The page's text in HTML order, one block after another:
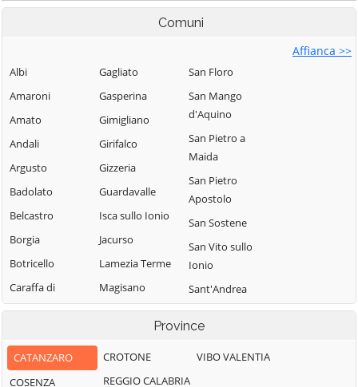
Comuni
Affianca >>
Albi
Amaroni
Amato
Andali
Argusto
Badolato
Belcastro
Borgia
Botricello
Caraffa di
Catanzaro
Carlopoli
Catanzaro
Gagliato
Gasperina
Gimigliano
Girifalco
Gizzeria
Guardavalle
Isca sullo Ionio
Jacurso
Lamezia Terme
Magisano
Maida
Marcellinara
Martirano
San Floro
San Mango
d'Aquino
San Pietro a
Maida
San Pietro
Apostolo
San Sostene
San Vito sullo
Ionio
Sant'Andrea
Apostolo dello
Ionio
Province
CATANZARO
COSENZA
CROTONE
REGGIO CALABRIA
VIBO VALENTIA